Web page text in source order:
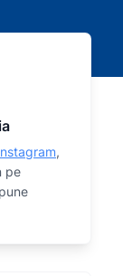
,
pe